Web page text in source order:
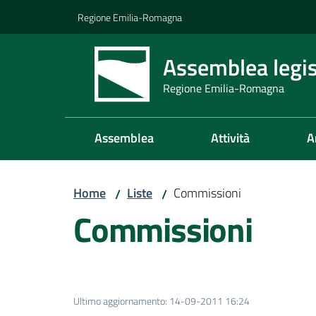
Regione Emilia-Romagna
Assemblea
Regione Emilia-Romagna
Assemblea Attività
Home / Liste / Commissioni
Commissioni
Ultimo aggiornamento: 14-09-2011 16:24